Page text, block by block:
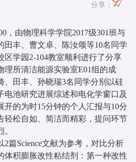
分享：
由物理科学学院2017级301班与
田丰、曹文卓、陈汝颂等10名同学
区学园2-104教室顺利进行了分享
理所清洁能源实验室E01组的成
、田丰、孙晓瑞3名同学分别以硅
电池研究进展综述和电化学窗口及
开的为时15分钟的个人汇报与10分
轻松自如、简洁而精彩，提问环节
Science文献为参考，对比分析
体积膨胀改性粘结剂：第一种改性